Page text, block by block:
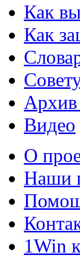
Как
Как
Архив
Видео
О
Наши
1Win